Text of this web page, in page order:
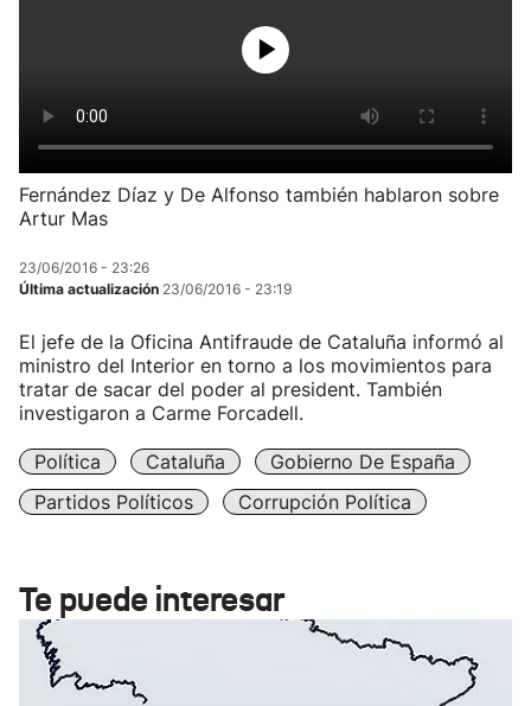
Fernández Díaz y De Alfonso también hablaron sobre
Artur Mas
23/06/2016 - 23:26
Última actualización 23/06/2016 - 23:19
El jefe de la Oficina Antifraude de Cataluña informó al
ministro del Interior en torno a los movimientos para
tratar de sacar del poder al president. También
investigaron a Carme Forcadell.
Política Cataluña
Gobierno De España
Partidos Políticos
Corrupción Política
Te puede interesar